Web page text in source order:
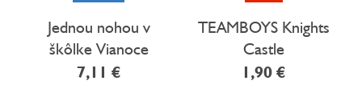
Jednou nohou v
škôlke Vianoce
Strihanie a lepenie
7,11 €
TEAMBOYS Knights
Castle
1,90 €